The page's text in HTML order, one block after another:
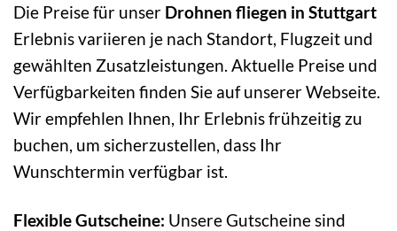
Die Preise für unser Drohnen fliegen in Stuttgart
Erlebnis variieren je nach Standort, Flugzeit und
gewählten Zusatzleistungen. Aktuelle Preise und
Verfügbarkeiten finden Sie auf unserer Webseite.
Wir empfehlen Ihnen, Ihr Erlebnis frühzeitig zu
buchen, um sicherzustellen, dass Ihr
Wunschtermin verfügbar ist.
Flexible Gutscheine: Unsere Gutscheine sind